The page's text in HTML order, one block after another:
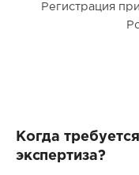
Регистрация
Когда
экспертиза?